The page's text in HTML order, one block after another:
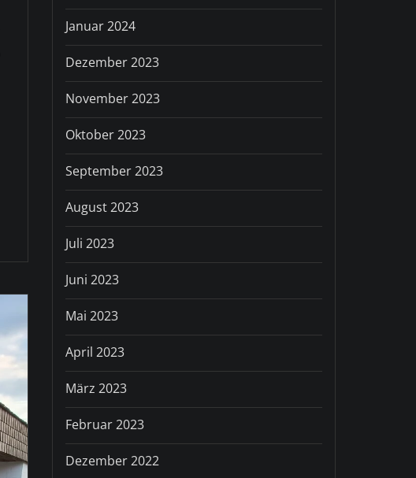
Januar 2024
Dezember 2023
November 2023
Oktober 2023
September 2023
August 2023
Juli 2023
Juni 2023
Mai 2023
April 2023
März 2023
Februar 2023
Dezember 2022